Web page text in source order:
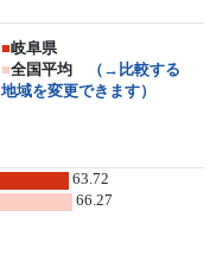
■岐阜県
■全国平均
（→比較する
地域を変更できます）
63.72
66.27